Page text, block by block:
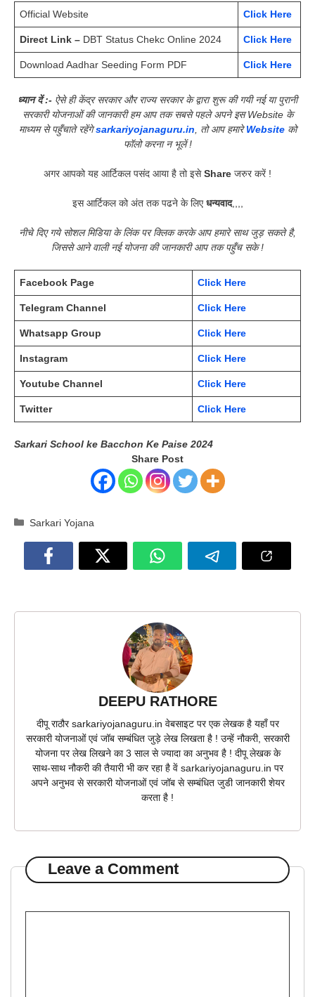
Official Website Click Here
Direct Link – DBT Status Chekc Online 2024 Click Here
Download Aadhar Seeding Form PDF Click Here
ध्यान दें :- ऐसे ही केंद्र सरकार और राज्य सरकार के द्वारा शुरू की गयी नई या पुरानी
सरकारी योजनाओं की जानकारी हम आप तक सबसे पहले अपने इस Website के
माध्यम से पहुँचाते रहेंगेsarkariyojanaguru.in , तो आप हमारेWebsiteको
फॉलो करना न भूलें !
अगर आपको यह आर्टिकल पसंद आया है तो इसेShare जरुर करें !
इस आर्टिकल को अंत तक पढने के लिएधन्यवाद,,,,
नीचे दिए गये सोशल मिडिया के लिंक पर क्लिक करके आप हमारे साथ जुड़ सकते है,
जिससे आने वाली नई योजना की जानकारी आप तक पहुँच सके !
Facebook Page Click Here
Telegram Channel Click Here
Whatsapp Group Click Here
Instagram Click Here
Youtube Channel Click Here
Twitter Click Here
Sarkari School ke Bacchon Ke Paise 2024
Share Post
Categories
Sarkari Yojana
DEEPU RATHORE
दीपू राठौर sarkariyojanaguru.in वेबसाइट पर एक लेखक है यहाँ पर
सरकारी योजनाओं एवं जॉब सम्बंधित जुड़े लेख लिखता है ! उन्हें नौकरी, सरकारी
योजना पर लेख लिखने का 3 साल से ज्यादा का अनुभव है ! दीपू लेखक के
साथ-साथ नौकरी की तैयारी भी कर रहा है वें sarkariyojanaguru.in पर
अपने अनुभव से सरकारी योजनाओं एवं जॉब से सम्बंधित जुडी जानकारी शेयर
करता है !
Leave a Comment